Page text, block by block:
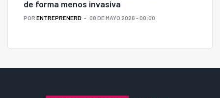
de forma menos invasiva
POR ENTREPRENERD 08 DE MAYO 2026 - 00:00